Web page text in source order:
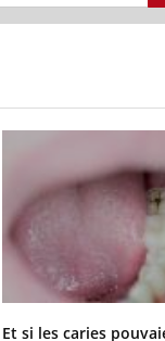
Et si les caries